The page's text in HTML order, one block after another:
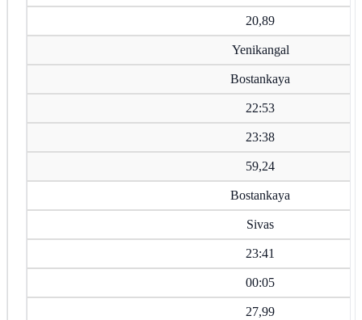
20,89
Yenikangal
Bostankaya
22:53
23:38
59,24
Bostankaya
Sivas
23:41
00:05
27,99